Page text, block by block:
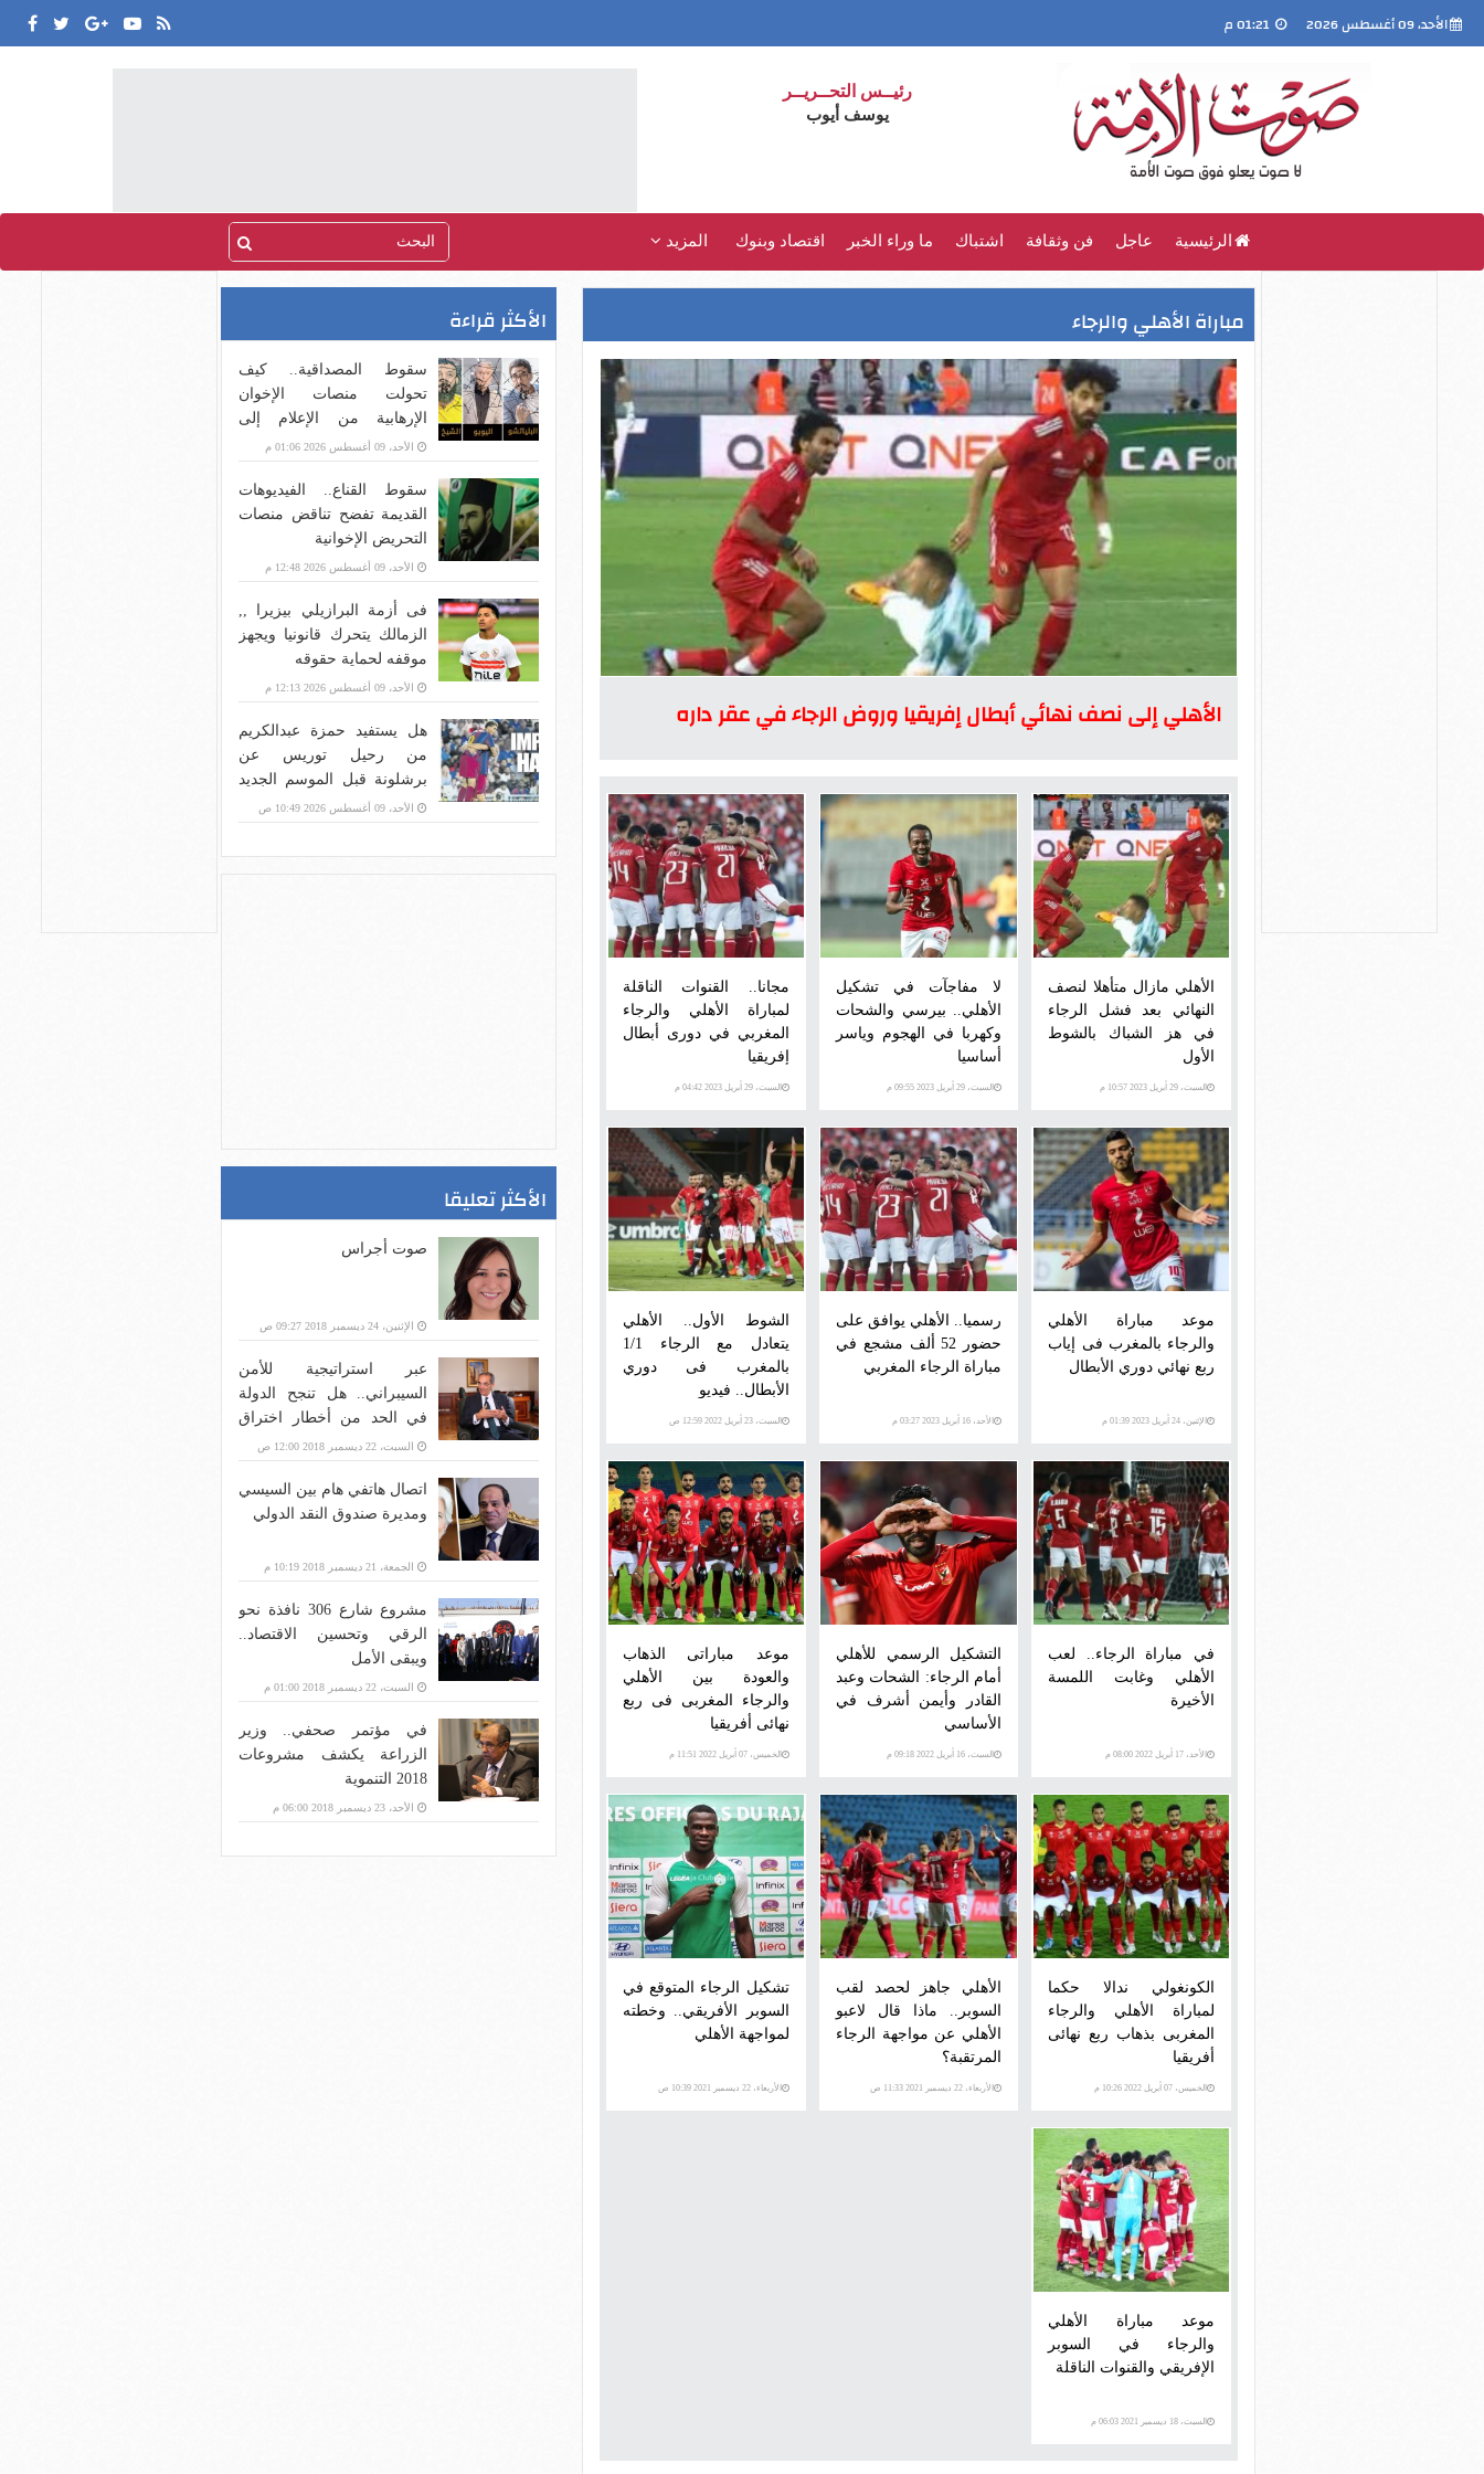
الأحد، 09 أغسطس 2026
رئيــس التحــريــر
يوسف أيوب
الرئيسية عاجل فن وثقافة اشتباك ما وراء الخبر اقتصاد وبنوك المزيد
مباراة الأهلي والرجاء
الأهلي إلى نصف نهائي أبطال إفريقيا وروض الرجاء في عقر داره
الأهلي مازال متأهلا لنصف
النهائي بعد فشل الرجاء
في هز الشباك بالشوط
الأول
السبت، 29 أبريل 2023 10:57 م
لا مفاجآت في تشكيل
الأهلي.. بيرسي والشحات
وكهربا في الهجوم وياسر
أساسيا
السبت، 29 أبريل 2023 09:55 م
مجانا.. القنوات الناقلة
لمباراة الأهلي والرجاء
المغربي في دورى أبطال
إفريقيا
السبت، 29 أبريل 2023 04:42 م
موعد مباراة الأهلي
والرجاء بالمغرب فى إياب
ربع نهائي دوري الأبطال
الإثنين، 24 أبريل 2023 01:39 م
رسميا.. الأهلي يوافق على
حضور 52 ألف مشجع في
مباراة الرجاء المغربي
الأحد، 16 أبريل 2023 03:27 م
الشوط الأول.. الأهلي
يتعادل مع الرجاء 1/1
بالمغرب فى دوري
الأبطال.. فيديو
السبت، 23 أبريل 2022 12:59 ص
في مباراة الرجاء.. لعب
الأهلي وغابت اللمسة
الأخيرة
الأحد، 17 أبريل 2022 08:00 م
التشكيل الرسمي للأهلي
أمام الرجاء: الشحات وعبد
القادر وأيمن أشرف في
الأساسي
السبت، 16 أبريل 2022 09:18 م
موعد مباراتى الذهاب
والعودة بين الأهلي
والرجاء المغربى فى ربع
نهائى أفريقيا
الخميس، 07 أبريل 2022 11:51 م
الكونغولي ندالا حكما
لمباراة الأهلي والرجاء
المغربى بذهاب ربع نهائى
أفريقيا
الخميس، 07 أبريل 2022 10:26 م
الأهلي جاهز لحصد لقب
السوبر.. ماذا قال لاعبو
الأهلي عن مواجهة الرجاء
المرتقبة؟
الأربعاء، 22 ديسمبر 2021 11:33 ص
تشكيل الرجاء المتوقع في
السوبر الأفريقي.. وخطته
لمواجهة الأهلي
الأربعاء، 22 ديسمبر 2021 10:39 ص
موعد مباراة الأهلي
والرجاء في السوبر
الإفريقي والقنوات الناقلة
السبت، 18 ديسمبر 2021 06:03 م
الأكثر قراءة
سقوط المصداقية.. كيف
تحولت منصات الإخوان
الإرهابية من الإعلام إلى
صناعة الضجيج؟
الأحد، 09 أغسطس 2026 01:06 م
سقوط القناع.. الفيديوهات
القديمة تفضح تناقض منصات
التحريض الإخوانية
الأحد، 09 أغسطس 2026 12:48 م
فى أزمة البرازيلي بيزيرا ,,
الزمالك يتحرك قانونيا ويجهز
موقفه لحماية حقوقه
الأحد، 09 أغسطس 2026 12:13 م
هل يستفيد حمزة عبدالكريم
من رحيل توريس عن
برشلونة قبل الموسم الجديد
؟ اعرف التفاصيل
الأحد، 09 أغسطس 2026 10:49 ص
الأكثر تعليقا
صوت أجراس
الإثنين، 24 ديسمبر 2018 09:27 ص
عبر استراتيجية للأمن
السيبراني.. هل تنجح الدولة
في الحد من أخطار اختراق
بنية الاتصالات؟
السبت، 22 ديسمبر 2018 12:00 ص
اتصال هاتفي هام بين السيسي
ومديرة صندوق النقد الدولي
الجمعة، 21 ديسمبر 2018 10:19 م
مشروع شارع 306 نافذة نحو
الرقي وتحسين الاقتصاد..
ويبقى الأمل
السبت، 22 ديسمبر 2018 01:00 م
في مؤتمر صحفي.. وزير
الزراعة يكشف مشروعات
2018 التنموية
الأحد، 23 ديسمبر 2018 06:00 م